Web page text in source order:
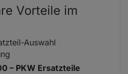
Vorteile im
Auswahl
– PKW Ersatzteile